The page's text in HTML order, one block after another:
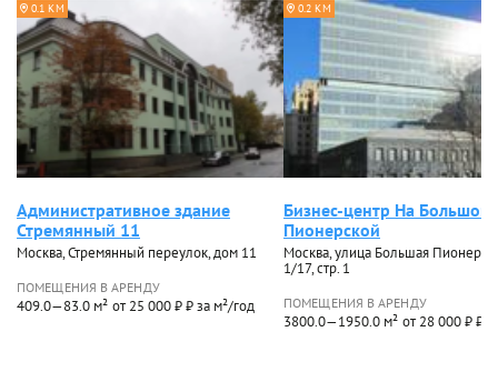
0.1 КМ
Административное здание
Стремянный 11
Москва, Стремянный переулок, дом 11
ПОМЕЩЕНИЯ В АРЕНДУ
409.0—83.0 м² от 25 000 ₽ ₽ за м²/год
0.2 КМ
Бизнес-центр На Большой
Пионерской
Москва, улица Большая
1/17, стр. 1
ПОМЕЩЕНИЯ В АРЕНДУ
3800.0—1950.0 м² от 28 000 ₽ ₽